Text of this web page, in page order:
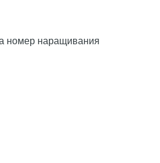
номер наращивания